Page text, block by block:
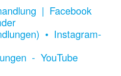
| Facebook
• Instagram-
- YouTube